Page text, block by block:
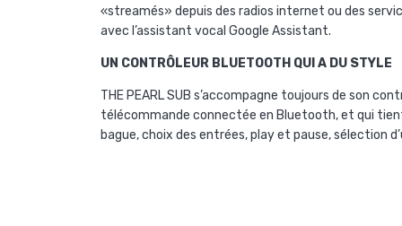
«streamés» depuis des radios internet ou des
avec l’assistant vocal Google Assistant.
UN CONTRÔLEUR BLUETOOTH QUI A DU STYLE
THE PEARL SUB s’accompagne toujours de son
télécommande connectée en Bluetooth, et qui
bague, choix des entrées, play et pause, sélection